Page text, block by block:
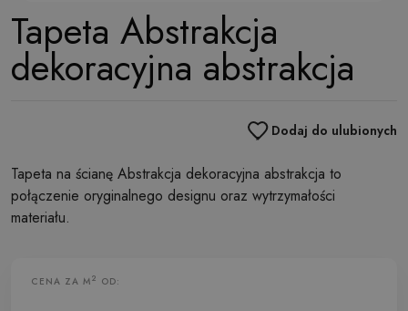
Tapeta Abstrakcja
dekoracyjna abstrakcja
Dodaj do ulubionych
Tapeta na ścianę Abstrakcja dekoracyjna abstrakcja to
połączenie oryginalnego designu oraz wytrzymałości
materiału.
CENA ZA M2 OD: